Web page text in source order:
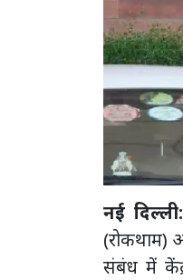
नई
(रोकथाम)
संबंध में